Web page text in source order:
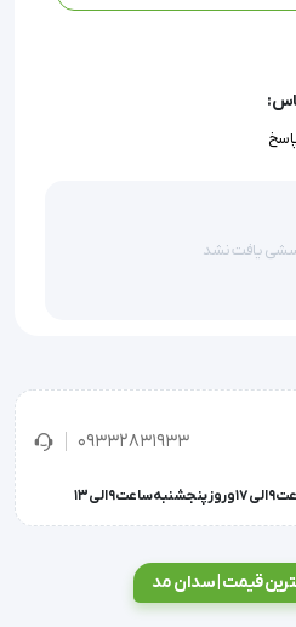
یافت نشد
09332831933
الی 13
قیمت | سدان مد